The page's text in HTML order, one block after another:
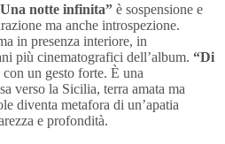
notte infinita” è sospensione e
ma anche introspezione.
in presenza interiore, in
più cinematografici dell’album. “Di
un gesto forte. È una
verso la Sicilia, terra amata ma
diventa metafora di un’apatia
e profondità.